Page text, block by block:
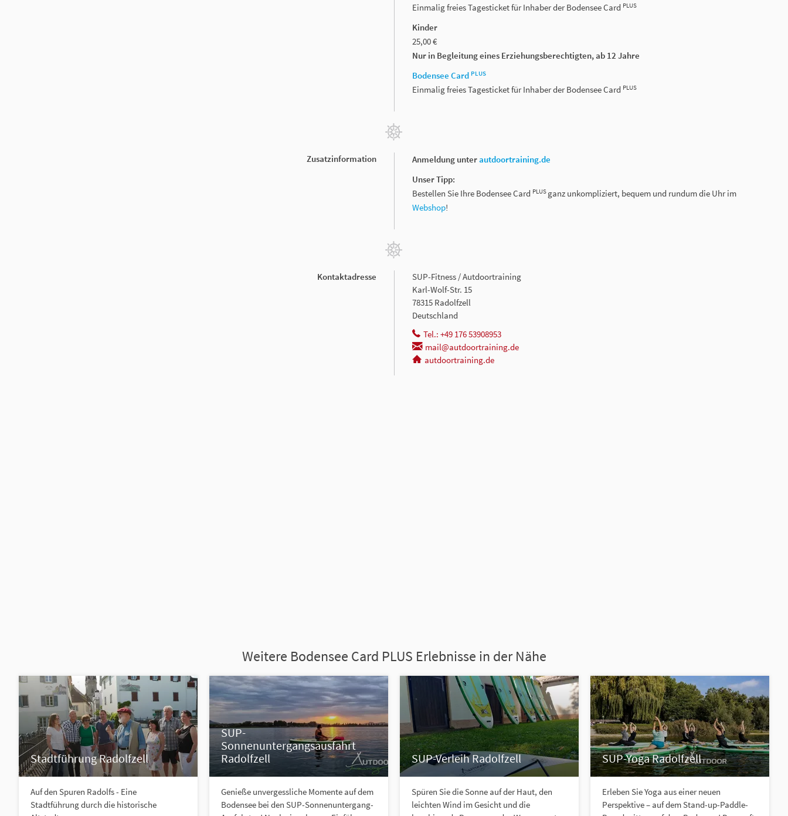
Einmalig freies Tagesticket für Inhaber der Bodensee Card PLUS
Kinder
25,00 €
Nur in Begleitung eines Erziehungsberechtigten, ab 12 Jahre
Bodensee Card PLUS
Einmalig freies Tagesticket für Inhaber der Bodensee Card PLUS
Zusatzinformation Anmeldung unterautdoortraining.de
Unser Tipp:
Bestellen Sie Ihre Bodensee Card PLUS ganz unkompliziert, bequem und rundum die Uhr im
Webshop!
Kontaktadresse
SUP-Fitness / Autdoortraining
Karl-Wolf-Str. 15
78315 Radolfzell
Deutschland
Tel.: +49 176 53908953
mail@autdoortraining.de
autdoortraining.de
Weitere Bodensee Card PLUS Erlebnisse in der Nähe
Stadtführung Radolfzell
Auf den Spuren Radolfs - Eine
Stadtführung durch die historische
SUP-
Sonnenuntergangsausfahrt
Radolfzell
Genieße unvergessliche Momente auf dem
Bodensee bei den SUP-Sonnenuntergang-
SUP-Verleih Radolfzell
Spüren Sie die Sonne auf der Haut, den
leichten Wind im Gesicht und die
SUP-Yoga Radolfzell
Erleben Sie Yoga aus einer neuen
Perspektive – auf dem Stand-up-Paddle-